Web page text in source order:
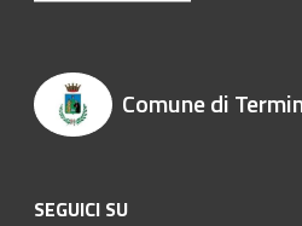
Comune di
SEGUICI SU